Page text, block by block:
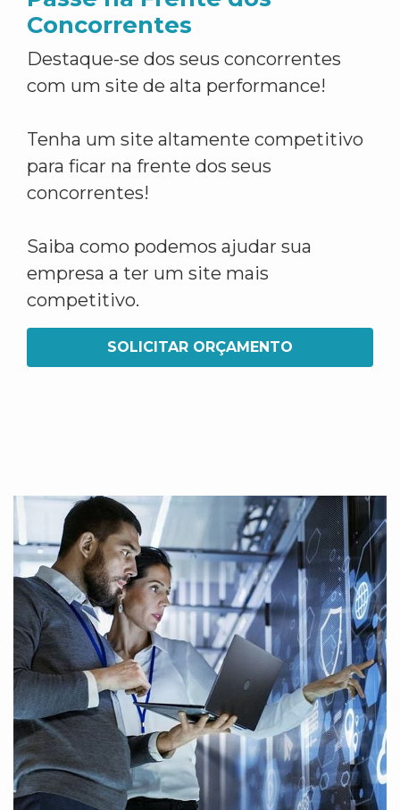
Concorrentes
Destaque-se dos seus concorrentes
com um site de alta performance!
Tenha um site altamente competitivo
para ficar na frente dos seus
concorrentes!
Saiba como podemos ajudar sua
empresa a ter um site mais
competitivo.
SOLICITAR ORÇAMENTO